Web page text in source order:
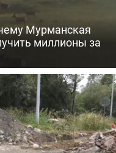
Мурманская
миллионы за